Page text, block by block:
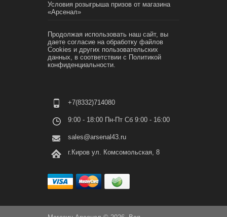
Условия розыгрыша призов от магазина
«Арсенал»
Продолжая использовать наш сайт, вы
даете согласие на обработку файлов
Cookies и других пользовательских
данных, в соответствии с Политикой
конфиденциальности.
+7(8332)714080
9:00 - 18:00 Пн-Пт Сб 9:00 - 16:00
sales@arsenal43.ru
г.Киров ул. Комсомольская, 8